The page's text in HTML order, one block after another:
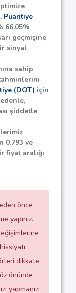
Puantiye
66.05%
geçmişine
sinyal
sahip
(DOT) için
şiddetle
0.793 ve
fiyat aralığı
önce
yapınız.
dikkate
önünde
yapmanızı